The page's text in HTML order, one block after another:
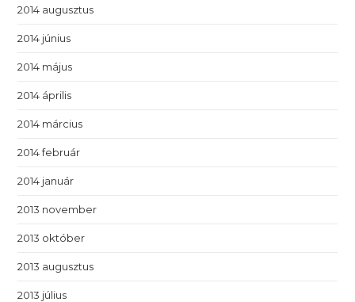
2014 augusztus
2014 június
2014 május
2014 április
2014 március
2014 február
2014 január
2013 november
2013 október
2013 augusztus
2013 július